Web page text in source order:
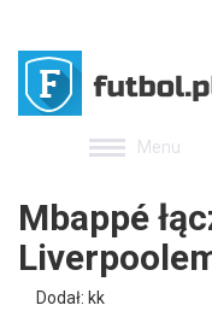
Menu
Mbappé
Dodał: kk